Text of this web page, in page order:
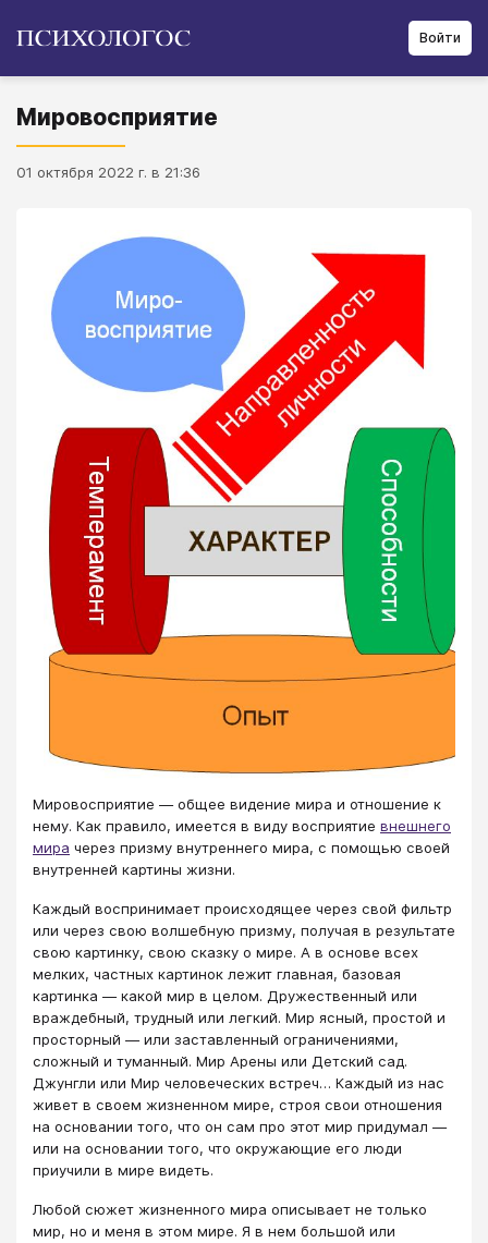
Войти
Мировосприятие
01 октября 2022 г. в 21:36
Мировосприятие — общее видение мира и отношение к
нему. Как правило, имеется в виду восприятие внешнего
мира через призму внутреннего мира, с помощью своей
внутренней картины жизни.
Каждый воспринимает происходящее через свой фильтр
или через свою волшебную призму, получая в результате
свою картинку, свою сказку о мире. А в основе всех
мелких, частных картинок лежит главная, базовая
картинка — какой мир в целом. Дружественный или
враждебный, трудный или легкий. Мир ясный, простой и
просторный — или заставленный ограничениями,
сложный и туманный. Мир Арены или Детский сад.
Джунгли или Мир человеческих встреч… Каждый из нас
живет в своем жизненном мире, строя свои отношения
на основании того, что он сам про этот мир придумал —
или на основании того, что окружающие его люди
приучили в мире видеть.
Любой сюжет жизненного мира описывает не только
мир, но и меня в этом мире. Я в нем большой или